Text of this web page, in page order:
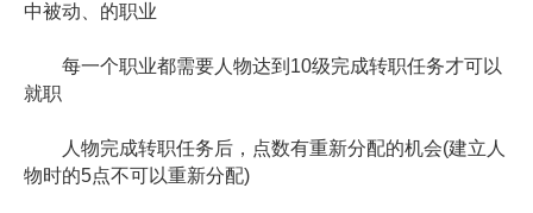
中被动、的职业
每一个职业都需要人物达到10级完成转职任务才可以
就职
人物完成转职任务后，点数有重新分配的机会(建立人
物时的5点不可以重新分配)